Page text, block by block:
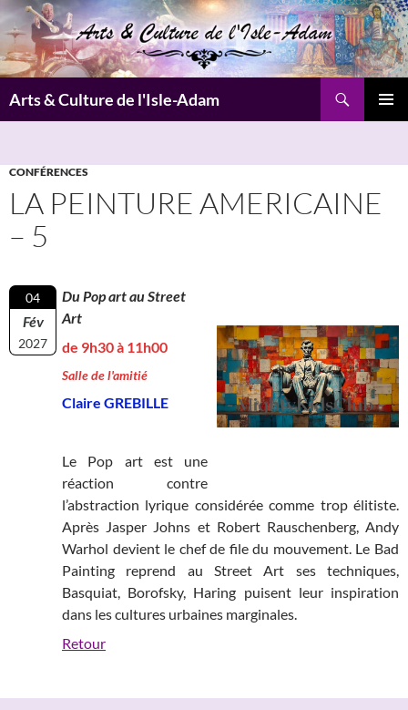
Aller
au
contenu
Arts & Culture de l'Isle-Adam
CONFÉRENCES
LA PEINTURE AMERICAINE
– 5
04
Fév
2027
Du Pop art au Street
Art
de 9h30 à 11h00
Salle de l'amitié
Claire GREBILLE
Le Pop art est une
réaction contre
l’abstraction lyrique considérée comme trop élitiste.
Après Jasper Johns et Robert Rauschenberg, Andy
Warhol devient le chef de file du mouvement. Le Bad
Painting reprend au Street Art ses techniques,
Basquiat, Borofsky, Haring puisent leur inspiration
dans les cultures urbaines marginales.
Retour